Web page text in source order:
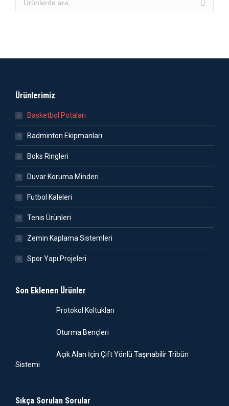
Ürünlerimiz
Basketbol Potaları
Badminton Ekipmanları
Boks Ringleri
Duvar Koruma Minderi
Futbol Kaleleri
Tenis Ürünleri
Zemin Kaplama Sistemleri
Spor Yapı Projeleri
Son Eklenen Ürünler
Protokol Koltukları
Oturma Bençleri
Açık Alan İçin Çift Yönlü Taşınabilir Tribün
Sistemi
Sıkça Sorulan Sorular